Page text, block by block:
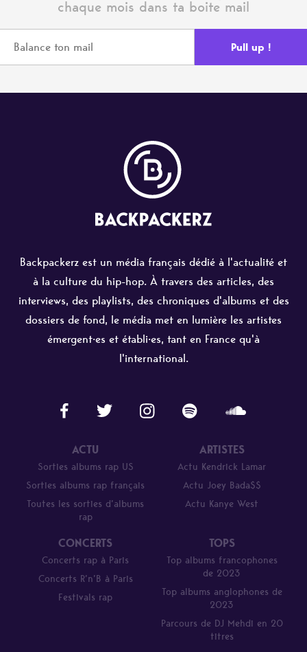
chaque mois dans ta boite mail
Backpackerz est un média français dédié à l'actualité et
à la culture du hip-hop. À travers des articles, des
interviews, des playlists, des chroniques d'albums et des
dossiers de fond, le média met en lumière les artistes
émergent·es et établi·es, tant en France qu'à
l'international.
ACTU
Sorties albums rap US
Sorties albums rap français
Toutes les sorties d’albums
rap
ARTISTES
Actu Kendrick Lamar
Actu Joey Bada$$
Actu Kanye West
CONCERTS
Concerts rap à Paris
Concerts R’n’B à Paris
Festivals rap
TOPS
Top albums francophones
de 2023
Top albums anglophones de
2023
Parcours de DJ Mehdi en 20
titres